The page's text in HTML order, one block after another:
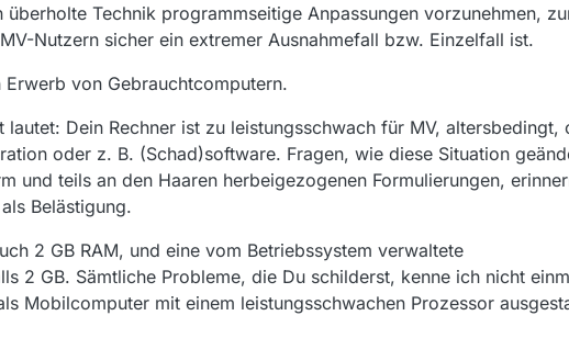
Technik programmseitige Anpassungen vorzunehmen,
Nutzern sicher ein extremer Ausnahmefall bzw. Einzelfall ist.
von Gebrauchtcomputern.
Dein Rechner ist zu leistungsschwach für MV, altersbedingt,
oder z. B. (Schad)software. Fragen, wie diese Situation
und teils an den Haaren herbeigezogenen Formulierungen,
Belästigung.
2 GB RAM, und eine vom Betriebssystem verwaltete
2 GB. Sämtliche Probleme, die Du schilderst, kenne ich nicht
Mobilcomputer mit einem leistungsschwachen Prozessor